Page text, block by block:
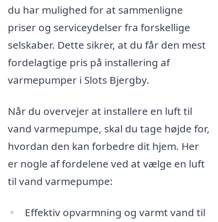
du har mulighed for at sammenligne
priser og serviceydelser fra forskellige
selskaber. Dette sikrer, at du får den mest
fordelagtige pris på installering af
varmepumper i Slots Bjergby.
Når du overvejer at installere en luft til
vand varmepumpe, skal du tage højde for,
hvordan den kan forbedre dit hjem. Her
er nogle af fordelene ved at vælge en luft
til vand varmepumpe:
Effektiv opvarmning og varmt vand til